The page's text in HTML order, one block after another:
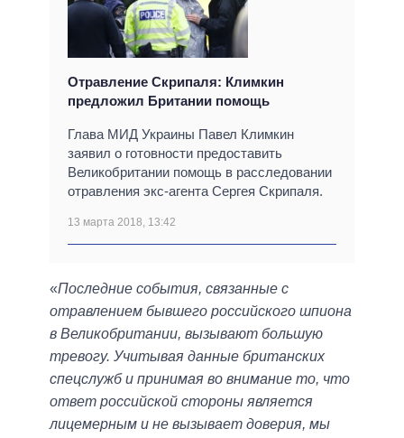
Отравление Скрипаля: Климкин
предложил Британии помощь
Глава МИД Украины Павел Климкин
заявил о готовности предоставить
Великобритании помощь в расследовании
отравления экс-агента Сергея Скрипаля.
13 марта 2018, 13:42
«Последние события, связанные с
отравлением бывшего российского шпиона
в Великобритании, вызывают большую
тревогу. Учитывая данные британских
спецслужб и принимая во внимание то, что
ответ российской стороны является
лицемерным и не вызывает доверия, мы